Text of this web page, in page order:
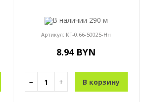
В наличии 290 м
Артикул: КГ-0,66-50025-Нн
8.94 BYN
− + В корзину